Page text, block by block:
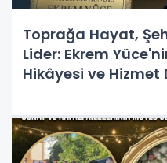
Toprağa Hayat,
Lider: Ekrem
Hikâyesi ve Hizmet